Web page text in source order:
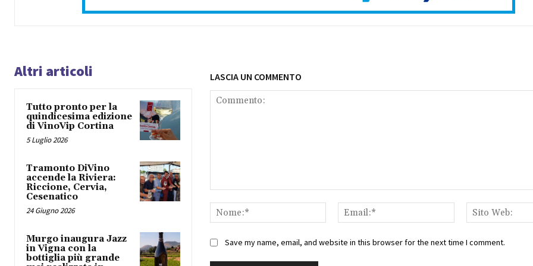
Altri articoli
Tutto pronto per la
quindicesima edizione
di VinoVip Cortina
5 Luglio 2026
Tramonto DiVino
accende la Riviera:
Riccione, Cervia,
Cesenatico
24 Giugno 2026
Murgo inaugura Jazz
in Vigna con la
bottiglia più grande
LASCIA UN COMMENTO
Nome:*
Email:*
Save my name, email, and website in this browser for the next time I comment.